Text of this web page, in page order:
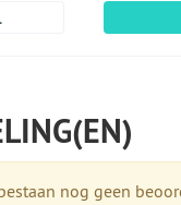
nog geen